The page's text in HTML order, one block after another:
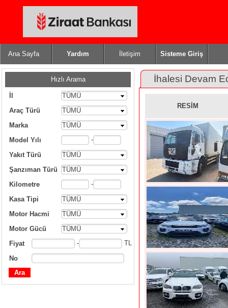
Ana Sayfa Yardım İletişim Sisteme Giriş
Hızlı Arama
TÜMÜ
Araç Türü
TÜMÜ
Marka
TÜMÜ
Model Yılı
-
Yakıt Türü
TÜMÜ
Şanzıman Türü
TÜMÜ
Kilometre
-
Kasa Tipi
TÜMÜ
Motor Hacmi
TÜMÜ
Motor Gücü
TÜMÜ
Fiyat
- TL
No
İhalesi Devam
RESİM